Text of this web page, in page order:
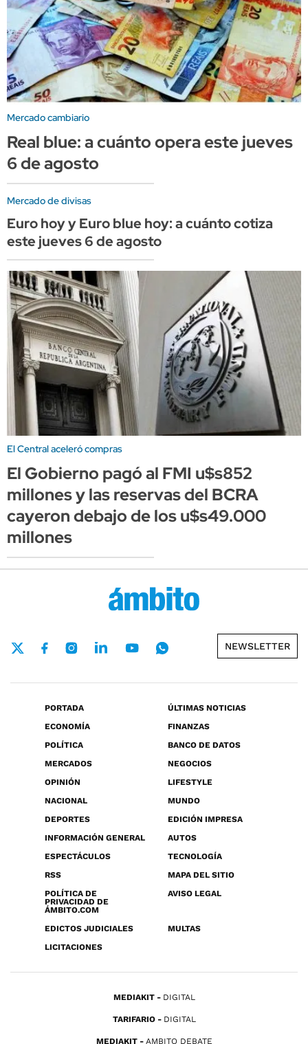
Mercado cambiario
Real blue: a cuánto opera este jueves
6 de agosto
Mercado de divisas
Euro hoy y Euro blue hoy: a cuánto cotiza
este jueves 6 de agosto
El Central aceleró compras
El Gobierno pagó al FMI u$s852
millones y las reservas del BCRA
cayeron debajo de los u$s49.000
millones
NEWSLETTER
PORTADA
ÚLTIMAS NOTICIAS
ECONOMÍA
FINANZAS
POLÍTICA
BANCO DE DATOS
MERCADOS
NEGOCIOS
OPINIÓN
LIFESTYLE
NACIONAL
MUNDO
DEPORTES
EDICIÓN IMPRESA
INFORMACIÓN GENERAL
AUTOS
ESPECTÁCULOS
TECNOLOGÍA
RSS
MAPA DEL SITIO
POLÍTICA DE
PRIVACIDAD DE
ÁMBITO.COM
AVISO LEGAL
EDICTOS JUDICIALES
MULTAS
LICITACIONES
MEDIAKIT DIGITAL
TARIFARIO DIGITAL
MEDIAKIT AMBITO DEBATE